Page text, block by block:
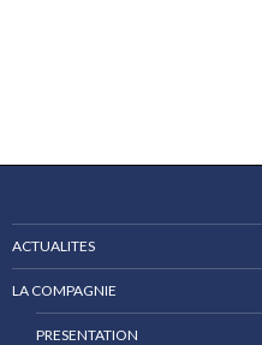
ACTUALITES
LA COMPAGNIE
PRESENTATION